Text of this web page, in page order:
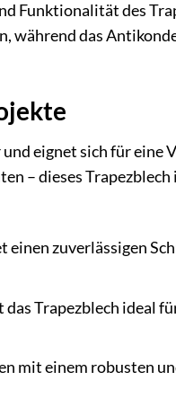
Funktionalität des
während das
eignet sich für eine
– dieses
zuverlässigen
Trapezblech ideal
mit einem robusten